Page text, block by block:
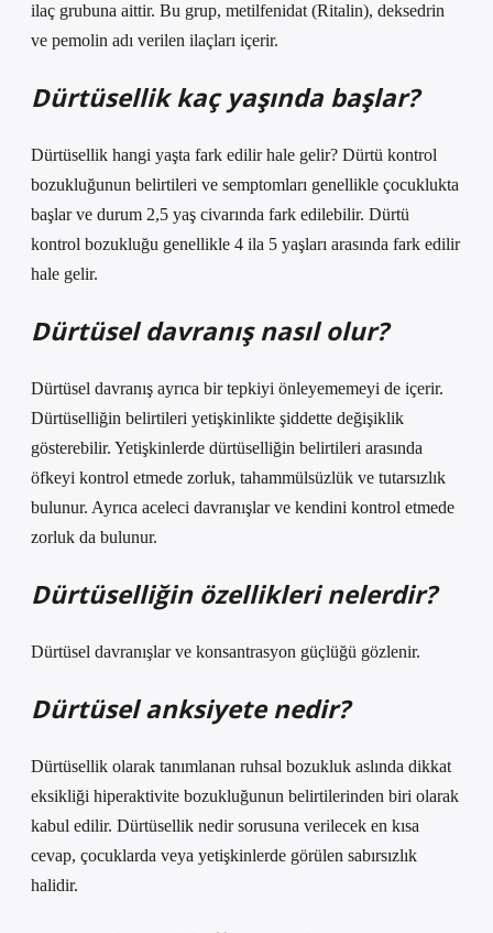
ilaç grubuna aittir. Bu grup, metilfenidat (Ritalin), deksedrin
ve pemolin adı verilen ilaçları içerir.
Dürtüsellik kaç yaşında başlar?
Dürtüsellik hangi yaşta fark edilir hale gelir? Dürtü kontrol
bozukluğunun belirtileri ve semptomları genellikle çocuklukta
başlar ve durum 2,5 yaş civarında fark edilebilir. Dürtü
kontrol bozukluğu genellikle 4 ila 5 yaşları arasında fark edilir
hale gelir.
Dürtüsel davranış nasıl olur?
Dürtüsel davranış ayrıca bir tepkiyi önleyememeyi de içerir.
Dürtüselliğin belirtileri yetişkinlikte şiddette değişiklik
gösterebilir. Yetişkinlerde dürtüselliğin belirtileri arasında
öfkeyi kontrol etmede zorluk, tahammülsüzlük ve tutarsızlık
bulunur. Ayrıca aceleci davranışlar ve kendini kontrol etmede
zorluk da bulunur.
Dürtüselliğin özellikleri nelerdir?
Dürtüsel davranışlar ve konsantrasyon güçlüğü gözlenir.
Dürtüsel anksiyete nedir?
Dürtüsellik olarak tanımlanan ruhsal bozukluk aslında dikkat
eksikliği hiperaktivite bozukluğunun belirtilerinden biri olarak
kabul edilir. Dürtüsellik nedir sorusuna verilecek en kısa
cevap, çocuklarda veya yetişkinlerde görülen sabırsızlık
halidir.